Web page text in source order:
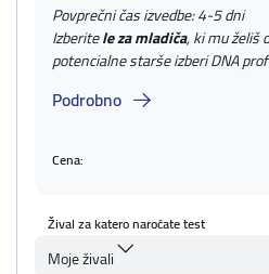
Povprečni čas izvedbe: 4-5 dni
Izberitele za mladiča, ki mu želiš
potencialne starše izberi DNA
Podrobno
Cena:
Žival za katero naročate test
Moje živali